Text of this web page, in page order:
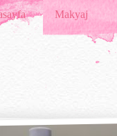
Makyaj